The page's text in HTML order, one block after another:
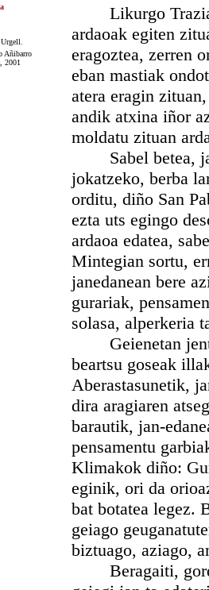
Añibarro
2001
Likurgo
ardaoak egiten
eragoztea, zerren
eban mastiak
atera eragin
andik atxina iñor
moldatu zituan
Sabel betea,
jokatzeko, berba
orditu, diño San
ezta uts egingo
ardaoa edatea,
Mintegian sortu,
janedanean bere
gurariak,
solasa, alperkeria
Geienetan jente
beartsu goseak
Aberastasunetik,
dira aragiaren
barautik, jan-
pensamentu
Klimakok diño:
eginik, ori da
bat botatea legez.
geiago
biztuago, aziago,
Beragaiti, gorde